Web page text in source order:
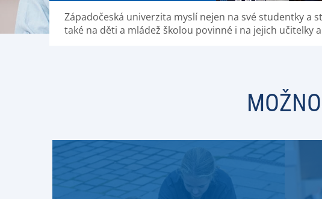
Západočeská univerzita myslí nejen na své studentky a
také na děti a mládež školou povinné i na jejich učitelky